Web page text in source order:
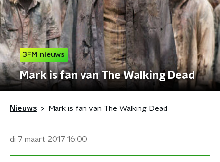
3FM nieuws
Mark is fan van The Walking Dead
Nieuws Mark is fan van The Walking Dead
di 7 maart 2017 16:00